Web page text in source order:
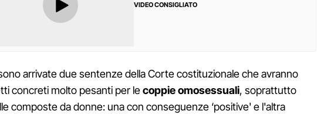
VIDEO CONSIGLIATO
arrivate due sentenze della Corte costituzionale che avranno
concreti molto pesanti per lecoppie omosessuali, soprattutto
composte da donne: una con conseguenze ‘positive' e l'altra